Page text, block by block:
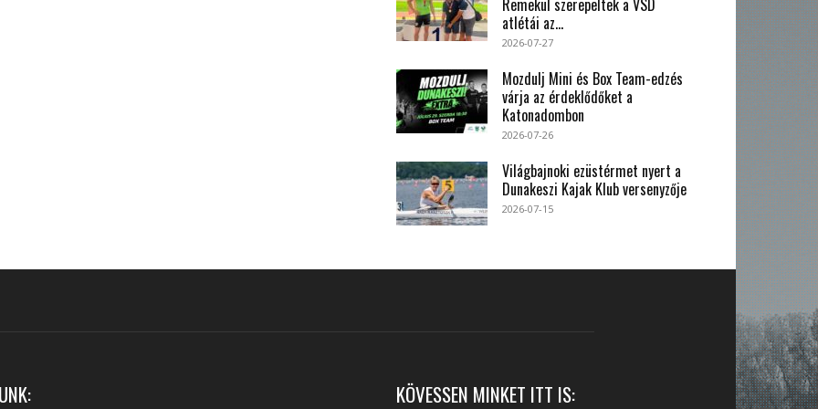
atlétái az...
2026-07-27
Mozdulj Mini és Box Team-edzés
várja az érdeklődőket a
Katonadombon
2026-07-26
Világbajnoki ezüstérmet nyert a
Dunakeszi Kajak Klub versenyzője
2026-07-15
KÖVESSEN MINKET ITT IS: